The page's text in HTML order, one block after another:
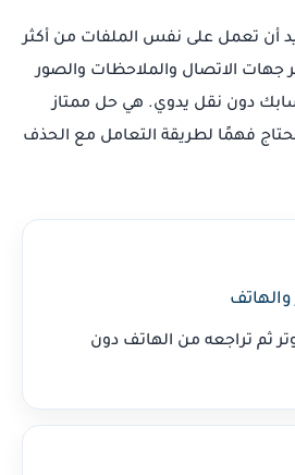
أن تعمل على نفس الملفات من أكثر
جهات الاتصال والملاحظات والصور
دون نقل يدوي. هي حل ممتاز
تحتاج فهمًا لطريقة التعامل مع الحذف
والهاتف
ثم تراجعه من الهاتف دون